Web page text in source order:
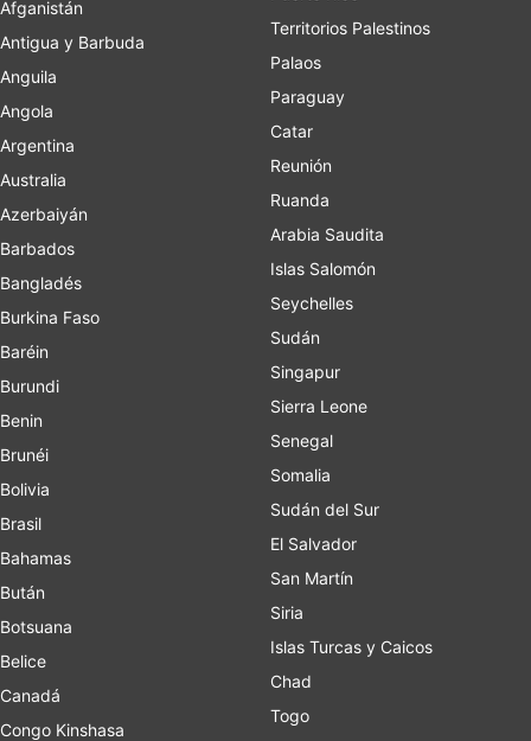
Afganistán
Antigua y Barbuda
Anguila
Angola
Argentina
Australia
Azerbaiyán
Barbados
Bangladés
Burkina Faso
Baréin
Burundi
Benin
Brunéi
Bolivia
Brasil
Bahamas
Bután
Botsuana
Belice
Canadá
Congo Kinshasa
Territorios Palestinos
Palaos
Paraguay
Catar
Reunión
Ruanda
Arabia Saudita
Islas Salomón
Seychelles
Sudán
Singapur
Sierra Leone
Senegal
Somalia
Sudán del Sur
El Salvador
San Martín
Siria
Islas Turcas y Caicos
Chad
Togo